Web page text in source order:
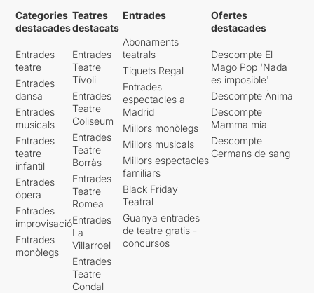
Categories
destacades
Entrades
teatre
Entrades
dansa
Entrades
musicals
Entrades
teatre
infantil
Entrades
òpera
Entrades
improvisació
Entrades
monòlegs
Teatres
destacats
Entrades
Teatre
Tívoli
Entrades
Teatre
Coliseum
Entrades
Teatre
Borràs
Entrades
Teatre
Romea
Entrades
La
Villarroel
Entrades
Teatre
Condal
Entrades
Abonaments
teatrals
Tiquets Regal
Entrades
espectacles a
Madrid
Millors monòlegs
Millors musicals
Millors espectacles
familiars
Black Friday
Teatral
Guanya entrades
de teatre gratis -
concursos
Ofertes
destacades
Descompte El
Mago Pop 'Nada
es imposible'
Descompte Ànima
Descompte
Mamma mia
Descompte
Germans de sang